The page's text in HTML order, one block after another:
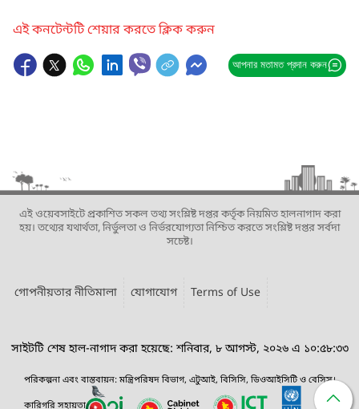
এই কনটেন্টটি শেয়ার করতে ক্লিক করুন
আপনার মতামত প্রদান করুন
এই ওয়েবসাইটে প্রকাশিত সকল তথ্য সংশ্লিষ্ট দপ্তর কর্তৃক নিয়মিত হালনাগাদ করা
হয়। তথ্যের যথার্থতা, নির্ভুলতা ও নির্ভরযোগ্যতা নিশ্চিত করতে সংশ্লিষ্ট দপ্তর সর্বদা
সচেষ্ট।
গোপনীয়তার নীতিমালা যোগাযোগ Terms of Use
সাইটটি শেষ হাল-নাগাদ করা হয়েছে: শনিবার, ৮ আগস্ট, ২০২৬ এ ১০:৫৮:৩৩
পরিকল্পনা এবং বাস্তবায়ন: মন্ত্রিপরিষদ বিভাগ, এটুআই, বিসিসি, ডিওআইসিটি ও বেসিস।
কারিগরি সহায়তা